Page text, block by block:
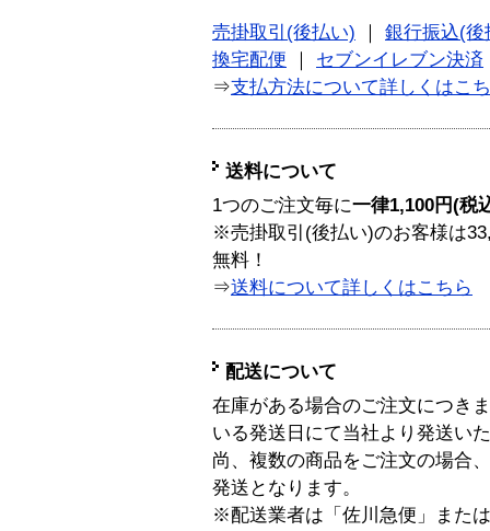
売掛取引(後払い)
銀行振込(後
換宅配便
セブンイレブン決済
⇒支払方法について詳しくはこ
送料について
1つのご注文毎に一律1,100円(税
※売掛取引(後払い)のお客様は
無料！
⇒送料について詳しくはこちら
配送について
在庫がある場合のご注文につき
いる発送日にて当社より発送い
尚、複数の商品をご注文の場合
発送となります。
※配送業者は「佐川急便」また